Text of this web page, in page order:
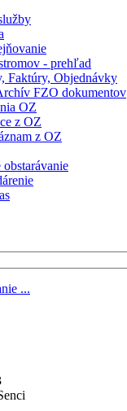
- prehľad
Faktúry, Objednávky
FZO dokumentov
OZ
z OZ
z OZ
obstarávanie
...